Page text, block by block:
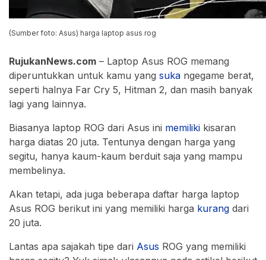
(Sumber foto: Asus) harga laptop asus rog
RujukanNews.com – Laptop Asus ROG memang
diperuntukkan untuk kamu yang suka ngegame berat,
seperti halnya Far Cry 5, Hitman 2, dan masih banyak
lagi yang lainnya.
Biasanya laptop ROG dari Asus ini memiliki kisaran
harga diatas 20 juta. Tentunya dengan harga yang
segitu, hanya kaum-kaum berduit saja yang mampu
membelinya.
Akan tetapi, ada juga beberapa daftar harga laptop
Asus ROG berikut ini yang memiliki harga kurang dari
20 juta.
Lantas apa sajakah tipe dari Asus ROG yang memiliki